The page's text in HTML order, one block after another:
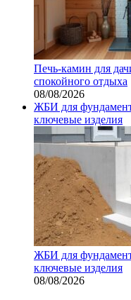
Печь-камин для
спокойного отдыха
08/08/2026
ЖБИ для
ключевые изделия
ЖБИ для
ключевые изделия
08/08/2026